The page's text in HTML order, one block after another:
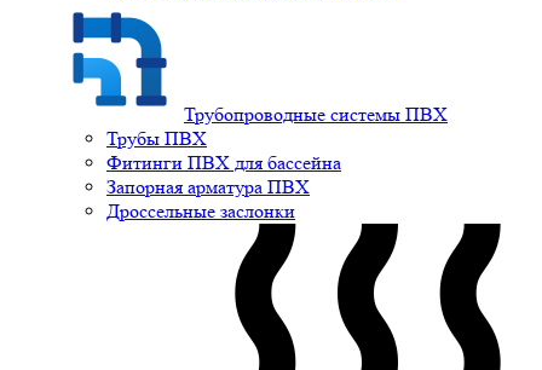
Трубопроводные системы ПВХ
Трубы ПВХ
Фитинги ПВХ для бассейна
Запорная арматура ПВХ
Дроссельные заслонки